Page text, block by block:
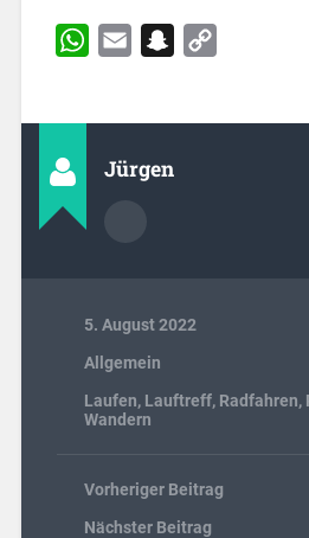
WhatsApp
Email Snapchat
Jürgen
5. August 2022
Allgemein
Laufen, Lauftreff, Radfahren,
Wandern
Vorheriger Beitrag
Nächster Beitrag